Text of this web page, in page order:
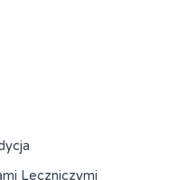
Leczniczymi